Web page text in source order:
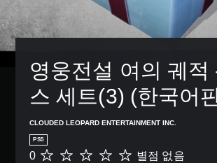
영웅전설 여의 궤적
스 세트(3) (한국어
CLOUDED LEOPARD ENTERTAINMENT INC.
PS5
별
0 별점 없음